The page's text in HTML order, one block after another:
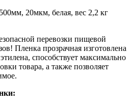
20мкм, белая, вес 2,2 кг
перевозки пищевой
Пленка прозрачная изготовлена
способствует максимально
товара, а также позволяет